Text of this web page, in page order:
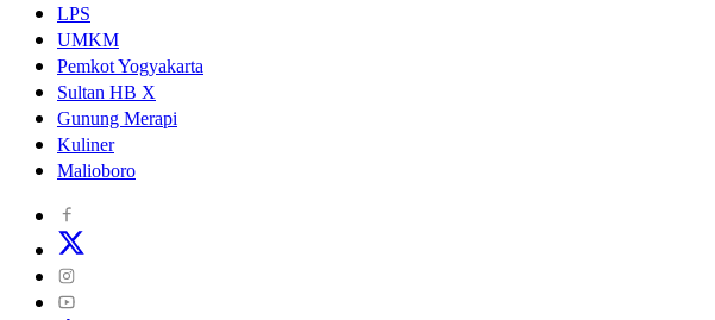
LPS
UMKM
Pemkot Yogyakarta
Sultan HB X
Gunung Merapi
Kuliner
Malioboro